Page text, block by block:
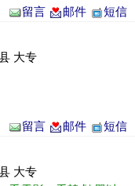
留言 邮件 短信
大专
留言 邮件 短信
大专